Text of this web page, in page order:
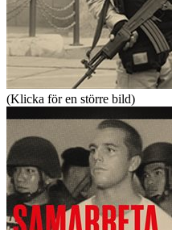
(Klicka för en större bild)